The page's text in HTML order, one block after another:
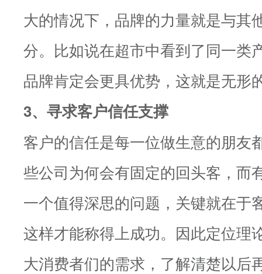
大的情况下，品牌的力量就是与其
分。比如说在超市中看到了同一类
品牌肯定会更具优势，这就是无形
3、寻求客户信任支撑
客户的信任是每一位做生意的朋友
些公司为何会有固定的回头客，而
一个值得深思的问题，关键就在于
这样才能称得上成功。因此定位理
大消费者们的需求，了解清楚以后